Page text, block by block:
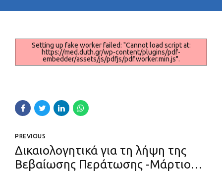
Setting up fake worker failed: "Cannot load script at:
https://med.duth.gr/wp-content/plugins/pdf-
embedder/assets/js/pdfjs/pdf.worker.min.js".
PREVIOUS
Δικαιολογητικά για τη λήψη της
Βεβαίωσης Περάτωσης -Μάρτιος